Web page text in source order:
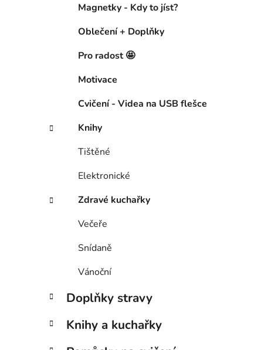
Magnetky - Kdy to jíst?
Oblečení + Doplňky
Pro radost 🤩
Motivace
Cvičení - Videa na USB flešce
Knihy
Tištěné
Elektronické
Zdravé kuchařky
Večeře
Snídaně
Vánoční
Doplňky stravy
Knihy a kuchařky